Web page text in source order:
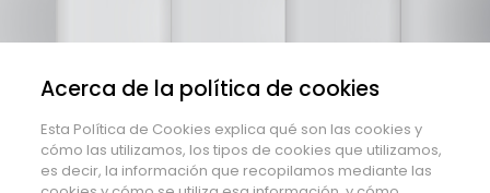
Acerca de la política de cookies
Esta Política de Cookies explica qué son las cookies y
cómo las utilizamos, los tipos de cookies que utilizamos,
es decir, la información que recopilamos mediante las